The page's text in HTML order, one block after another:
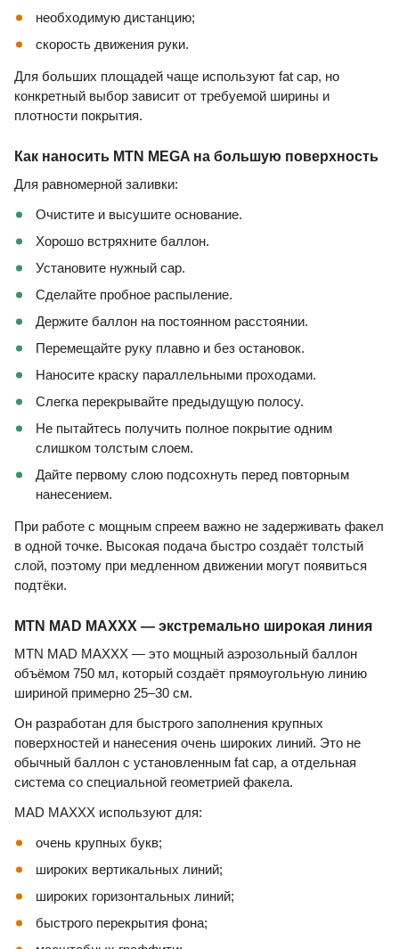
необходимую дистанцию;
скорость движения руки.
Для больших площадей чаще используют fat cap, но
конкретный выбор зависит от требуемой ширины и
плотности покрытия.
Как наносить MTN MEGA на большую поверхность
Для равномерной заливки:
Очистите и высушите основание.
Хорошо встряхните баллон.
Установите нужный cap.
Сделайте пробное распыление.
Держите баллон на постоянном расстоянии.
Перемещайте руку плавно и без остановок.
Наносите краску параллельными проходами.
Слегка перекрывайте предыдущую полосу.
Не пытайтесь получить полное покрытие одним
слишком толстым слоем.
Дайте первому слою подсохнуть перед повторным
нанесением.
При работе с мощным спреем важно не задерживать факел
в одной точке. Высокая подача быстро создаёт толстый
слой, поэтому при медленном движении могут появиться
подтёки.
MTN MAD MAXXX — экстремально широкая линия
MTN MAD MAXXX — это мощный аэрозольный баллон
объёмом 750 мл, который создаёт прямоугольную линию
шириной примерно 25–30 см.
Он разработан для быстрого заполнения крупных
поверхностей и нанесения очень широких линий. Это не
обычный баллон с установленным fat cap, а отдельная
система со специальной геометрией факела.
MAD MAXXX используют для:
очень крупных букв;
широких вертикальных линий;
широких горизонтальных линий;
быстрого перекрытия фона;